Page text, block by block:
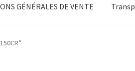
GÉNÉRALES DE VENTE